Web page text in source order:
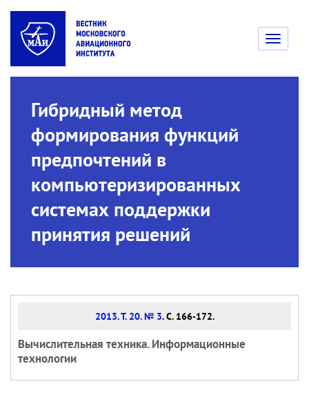
Toggle
Гибридный метод
формирования функций
предпочтений в
компьютеризированных
системах поддержки
принятия решений
2013. Т. 20. № 3. С. 166-172.
Вычислительная техника. Информационные
технологии